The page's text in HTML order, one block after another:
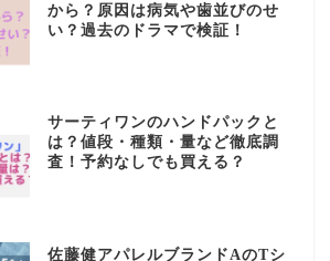
から？原因は病気や歯並びのせ
い？過去のドラマで検証！
サーティワンのハンドパックと
は？値段・種類・量など徹底調
査！予約なしでも買える？
佐藤健アパレルブランドAのTシ